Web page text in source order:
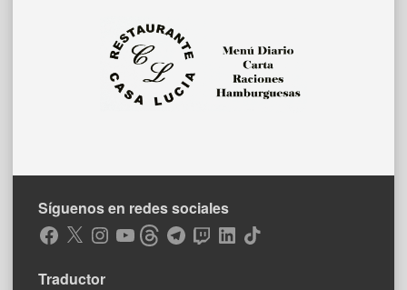
Síguenos en redes sociales
Facebook
X Instagram
YouTubeThreadsTelegramTwitchLinkedIn
TikTok
Traductor